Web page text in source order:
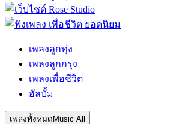
เพลงลูกทุ่ง
เพลงลูกกรุง
เพลงเพื่อชีวิต
อัลบั้ม
เพลงทั้งหมด Music All